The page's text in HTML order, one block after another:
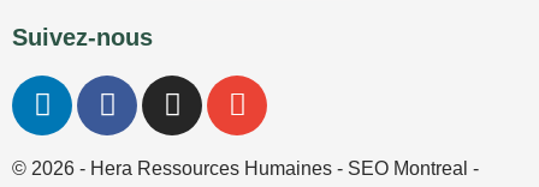
Suivez-nous
L
i
k
F
a
e
I
n
t
E
n
e
© 2026 - Hera Ressources Humaines - SEO Montreal -